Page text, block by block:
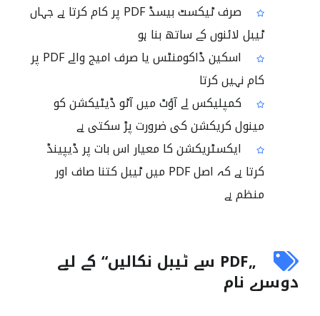
صرف ٹیکسٹ بیسڈ PDF پر کام کرتا ہے جہاں
ٹیبل لائنوں کے ساتھ بنا ہو
اسکین ڈاکومنٹس یا صرف امیج والے PDF پر
کام نہیں کرتا
کمپلیکس لے آؤٹ میں آٹو ڈیٹیکشن کو
مینول کریکشن کی ضرورت پڑ سکتی ہے
ایکسٹریکشن کا معیار اس بات پر ڈیپینڈ
کرتا ہے کہ اصل PDF میں ٹیبل کتنا صاف اور
منظم ہے
„PDF سے ٹیبل نکالیں“ کے لیے
دوسرے نام